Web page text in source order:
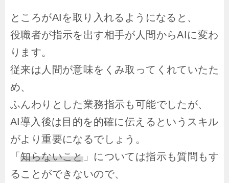
ところがAIを取り入れるようになると、
役職者が指示を出す相手が人間からAIに変わ
ります。
従来は人間が意味をくみ取ってくれていたた
め、
ふんわりとした業務指示も可能でしたが、
AI導入後は目的を的確に伝えるというスキル
がより重要になるでしょう。
「知らないこと」については指示も質問もす
ることができないので、